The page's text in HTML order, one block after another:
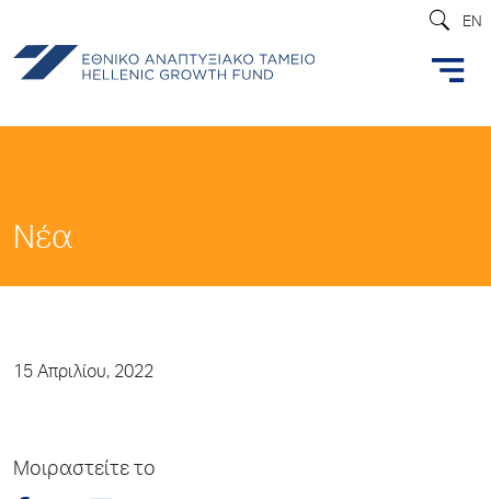
EN
Νέα
15 Απριλίου, 2022
Μοιραστείτε το